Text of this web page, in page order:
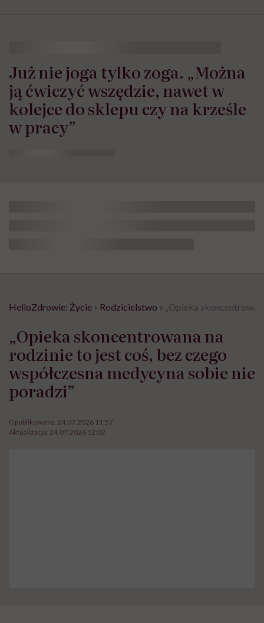
Już nie joga tylko zoga. „Można
ją ćwiczyć wszędzie, nawet w
kolejce do sklepu czy na krześle
w pracy”
HelloZdrowie: Życie › Rodzicielstwo › „Opieka
„Opieka skoncentrowana na
rodzinie to jest coś, bez czego
współczesna medycyna sobie nie
poradzi”
Opublikowano: 24.07.2026 11:57
Aktualizacja: 24.07.2026 12:02